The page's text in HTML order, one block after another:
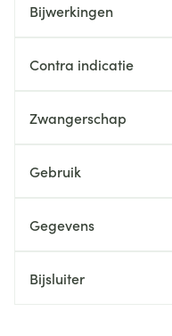
Bijwerkingen
Contra indicatie
Zwangerschap
Gebruik
Gegevens
Bijsluiter